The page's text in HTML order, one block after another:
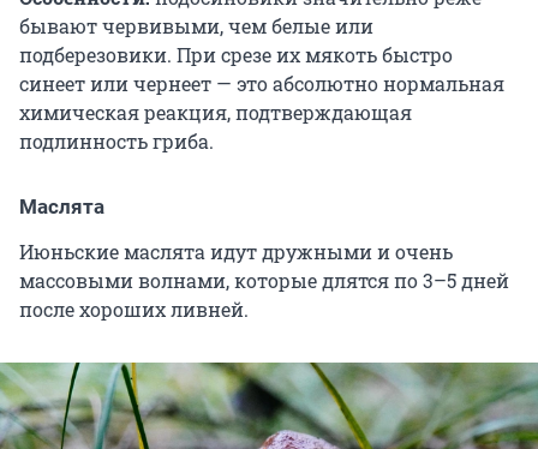
бывают червивыми, чем белые или
подберезовики. При срезе их мякоть быстро
синеет или чернеет — это абсолютно нормальная
химическая реакция, подтверждающая
подлинность гриба.
Маслята
Июньские маслята идут дружными и очень
массовыми волнами, которые длятся по 3–5 дней
после хороших ливней.